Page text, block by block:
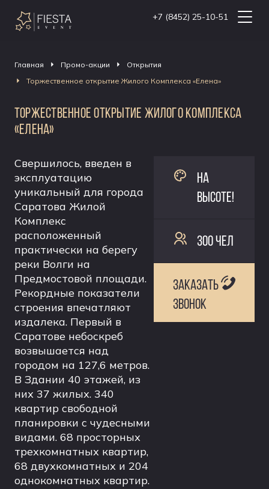
+7 (8452) 25-10-51
Главная Промо-акции
Открытия
Торжественное открытие Жилого Комплекса «Елена»
ТОРЖЕСТВЕННОЕ ОТКРЫТИЕ ЖИЛОГО КОМПЛЕКСА
«ЕЛЕНА»
Свершилось, введен в
эксплуатацию
уникальный для города
Саратова Жилой
Комплекс
расположенный
практически на берегу
реки Волги на
Предмостовой площади.
Рекордные показатели
строения впечатляют
издалека. Первый в
Саратове небоскреб
возвышается над
городом на 127,6 метров.
В Здании 40 этажей, из
них 37 жилых. 340
квартир свободной
планировки с чудесными
видами. 68 просторных
трехкомнатных квартир,
68 двухкомнатных и 204
однокомнатных квартир.
НА
ВЫСОТЕ!
300 ЧЕЛ
ЗАКАЗАТЬ
ЗВОНОК